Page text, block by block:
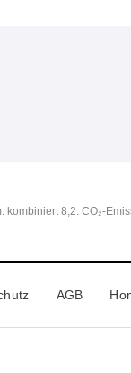
kombiniert 8,2. CO₂-
AGB